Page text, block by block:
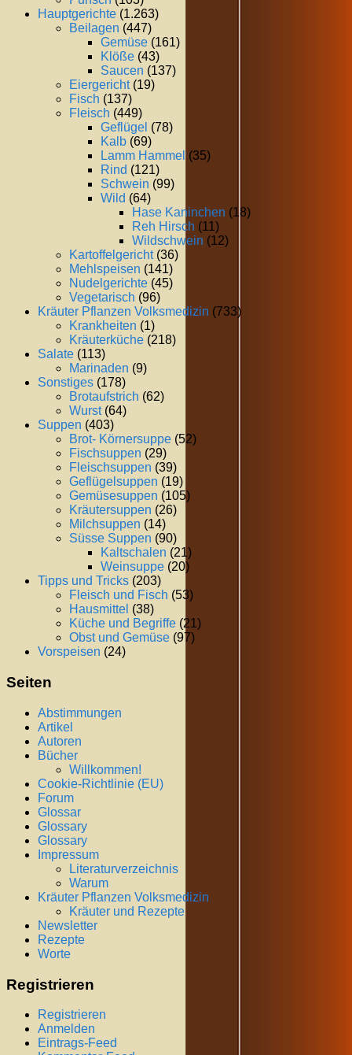
Hauptgerichte (1.263)
Beilagen (447)
Gemüse (161)
Klöße (43)
Saucen (137)
Eiergericht(19)
Fisch (137)
Fleisch (449)
Geflügel (78)
Kalb (69)
Lamm Hammel (35)
Rind (121)
Schwein (99)
Wild (64)
Hase Kaninchen (18)
Reh Hirsch (11)
Wildschwein (12)
Kartoffelgericht(36)
Mehlspeisen (141)
Nudelgerichte (45)
Vegetarisch (96)
Kräuter Pflanzen Volksmedizin (733)
Krankheiten (1)
Kräuterküche (218)
Salate (113)
Marinaden (9)
Sonstiges (178)
Brotaufstrich (62)
Wurst(64)
Suppen (403)
Brot- Körnersuppe (52)
Fischsuppen (29)
Fleischsuppen (39)
Geflügelsuppen (19)
Gemüsesuppen (105)
Kräutersuppen (26)
Milchsuppen (14)
Süsse Suppen (90)
Kaltschalen (21)
Weinsuppe (20)
Tipps und Tricks (203)
Fleisch und Fisch (53)
Hausmittel (38)
Küche und Begriffe (21)
Obst und Gemüse (97)
Vorspeisen (24)
Seiten
Abstimmungen
Artikel
Autoren
Bücher
Willkommen!
Cookie-Richtlinie (EU)
Forum
Glossar
Glossary
Glossary
Impressum
Literaturverzeichnis
Warum
Kräuter Pflanzen Volksmedizin
Kräuter und Rezepte
Newsletter
Rezepte
Worte
Registrieren
Registrieren
Anmelden
Eintrags-Feed